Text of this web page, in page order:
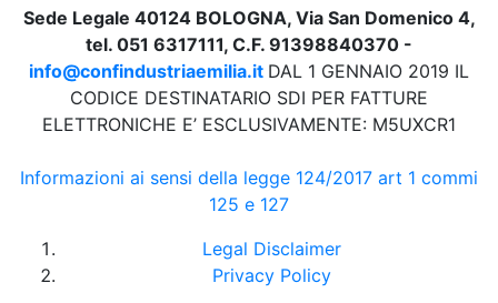
Sede Legale 40124 BOLOGNA, Via San Domenico 4,
tel. 051 6317111, C.F. 91398840370 -
info@confindustriaemilia.it DAL 1 GENNAIO 2019 IL
CODICE DESTINATARIO SDI PER FATTURE
ELETTRONICHE E’ ESCLUSIVAMENTE: M5UXCR1
Informazioni ai sensi della legge 124/2017 art 1 commi
125 e 127
Legal Disclaimer
Privacy Policy